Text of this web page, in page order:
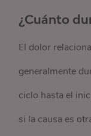
¿Cuánto
El dolor
generalmente
ciclo hasta el
si la causa es